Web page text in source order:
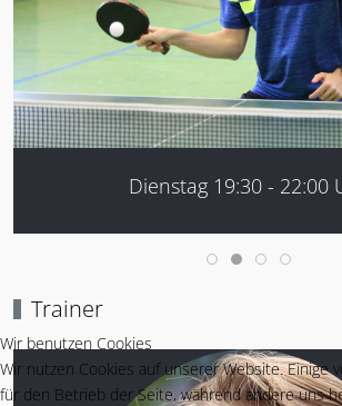
Dienstag 19:30 - 22:00
Trainer
Wir benutzen Cookies
Wir nutzen Cookies auf unserer Website. Einige
für den Betrieb der Seite, während andere uns